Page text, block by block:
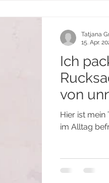
Ich
von
Hier ist
im Alltag
Tatjana
15. Apr.